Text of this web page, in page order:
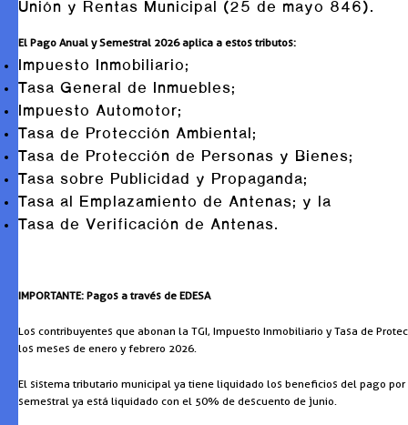
Unión y Rentas Municipal (25 de mayo 846).
El Pago Anual y Semestral 2026 aplica a estos tributos:
Impuesto Inmobiliario;
Tasa General de Inmuebles;
Impuesto Automotor;
Tasa de Protección Ambiental;
Tasa de Protección de Personas y Bienes;
Tasa sobre Publicidad y Propaganda;
Tasa al Emplazamiento de Antenas; y la
Tasa de Verificación de Antenas.
IMPORTANTE: Pagos a través de EDESA
Los contribuyentes que abonan la TGI, Impuesto Inmobiliario y Tasa de
los meses de enero y febrero 2026.
El sistema tributario municipal ya tiene liquidado los beneficios del pago
semestral ya está liquidado con el 50% de descuento de junio.